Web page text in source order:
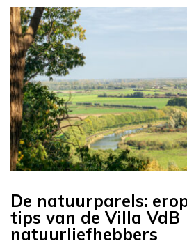
De natuurparels:
tips van de Villa VdB
natuurliefhebbers